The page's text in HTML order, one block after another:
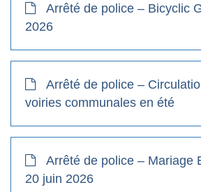
Arrêté de police – Bicyclic
2026
Arrêté de police –
voiries communales en été
Arrêté de police – Mariage
20 juin 2026